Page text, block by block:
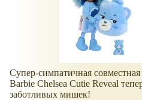
Супер-симпатичная
Barbie Chelsea Cutie Reveal
заботливых мишек!